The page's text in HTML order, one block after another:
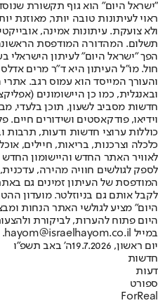
"ישראל היום" הוא גוף תקשורת
ראוי לעיתונות טובה יותר, מאוזנת
ולא צועקת. עיתונות אמינה,
הפך "ישראל היום" לעיתון הישראלי
חול. מו"ל העיתון היא ד"ר מרים
והעורך המייסד הוא עמוס רגב.
חדשות מסביב לשעון, תוכן בלעדי,
וידיאו, פודקאסטים ושידורים חיים.
כוללות ערוצי חדשות ודעות, תרבות
לאוויר האתר החדש והיישומון
לספק לגולשים חוויה מהירה,
המודפסת של העיתון זמינים גם
לקבל אותם גם בניוזלטר. מועדון
היום" מציע לגולשי האתר הנחות
היום פתוח להערות, לביקורת
במייל hayom@israelhayom.co.il.
יום ראשון, 19.7.2026
ה' באב תשפ"ו
חדשות
דעות
ספורט
ForReal